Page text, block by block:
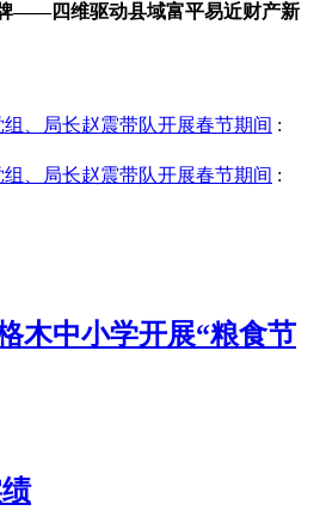
牌——四维驱动县域富平易近财产新
、局长赵震带队开展春节期间 :
、局长赵震带队开展春节期间 :
木中小学开展“粮食节